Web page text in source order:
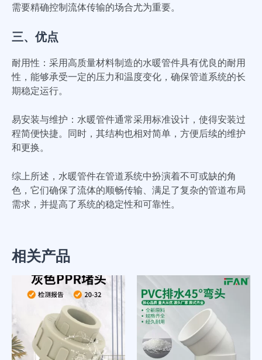
需要精确控制流体传输的场合尤为重要。
三、优点
耐用性：采用高质量材料制造的水暖管件具有优良的耐用
性，能够承受一定的压力和温度变化，确保管道系统的长
期稳定运行。
易安装与维护：水暖管件通常采用标准设计，使得安装过
程简便快捷。同时，其结构也相对简单，方便后续的维护
和更换。
综上所述，水暖管件在管道系统中扮演着不可或缺的角
色，它们确保了流体的顺畅传输、满足了复杂的管道布局
需求，并提高了系统的稳定性和可靠性。
相关产品